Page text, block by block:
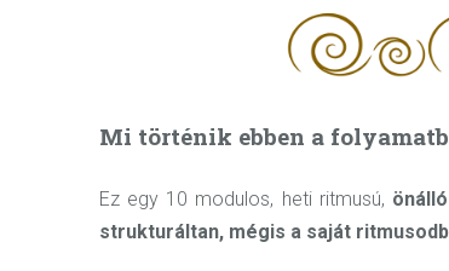
Mi történik ebben a
Ez egy 10 modulos, heti ritmusú, önálló
strukturáltan, mégis a saját